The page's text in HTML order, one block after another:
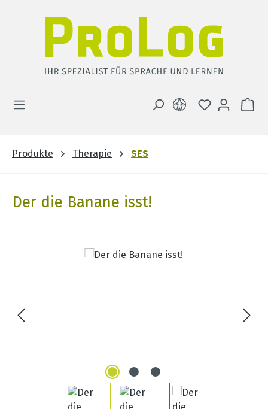
DU HAST 0
Produkte Therapie SES
Der die Banane isst!
Bildergalerie überspringen